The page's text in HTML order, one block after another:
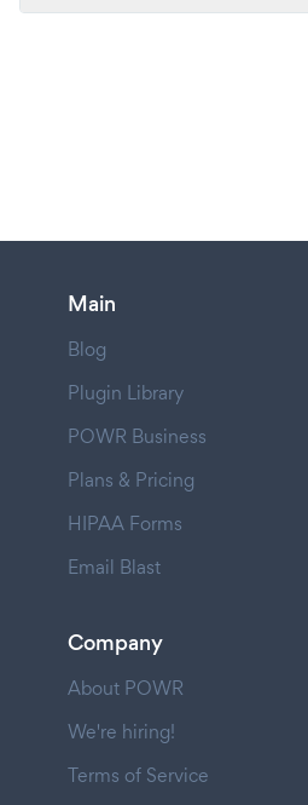
Main
Blog
Plugin Library
POWR Business
Plans & Pricing
HIPAA Forms
Email Blast
Company
About POWR
We're hiring!
Terms of Service